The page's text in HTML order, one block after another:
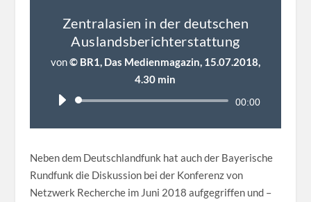
Zentralasien in der deutschen
Auslandsberichterstattung
von© BR1, Das Medienmagazin, 15.07.2018,
4.30 min
Audio-
00:00
Neben dem Deutschlandfunk hat auch der Bayerische
Rundfunk die Diskussion bei der Konferenz von
Netzwerk Recherche im Juni 2018 aufgegriffen und –